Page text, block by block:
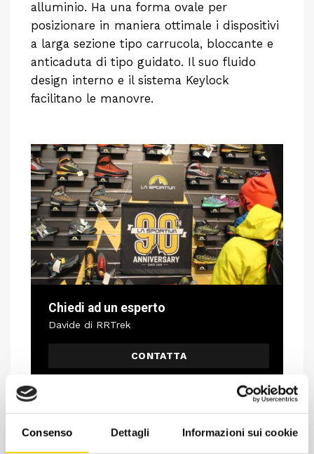
Consenso Dettagli Informazioni sui cookie
Chiedi ad un esperto
Davide di RRTrek
CONTATTA
alluminio. Ha una forma ovale per
posizionare in maniera ottimale i dispositivi
a larga sezione tipo carrucola, bloccante e
anticaduta di tipo guidato. Il suo fluido
design interno e il sistema Keylock
facilitano le manovre.